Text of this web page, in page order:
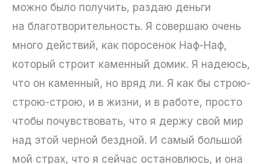
можно было получить, раздаю деньги
на благотворительность. Я совершаю очень
много действий, как поросенок Наф-Наф,
который строит каменный домик. Я надеюсь,
что он каменный, но вряд ли. Я как бы строю-
строю-строю, и в жизни, и в работе, просто
чтобы почувствовать, что я держу свой мир
над этой черной бездной. И самый большой
мой страх, что я сейчас остановлюсь, и она